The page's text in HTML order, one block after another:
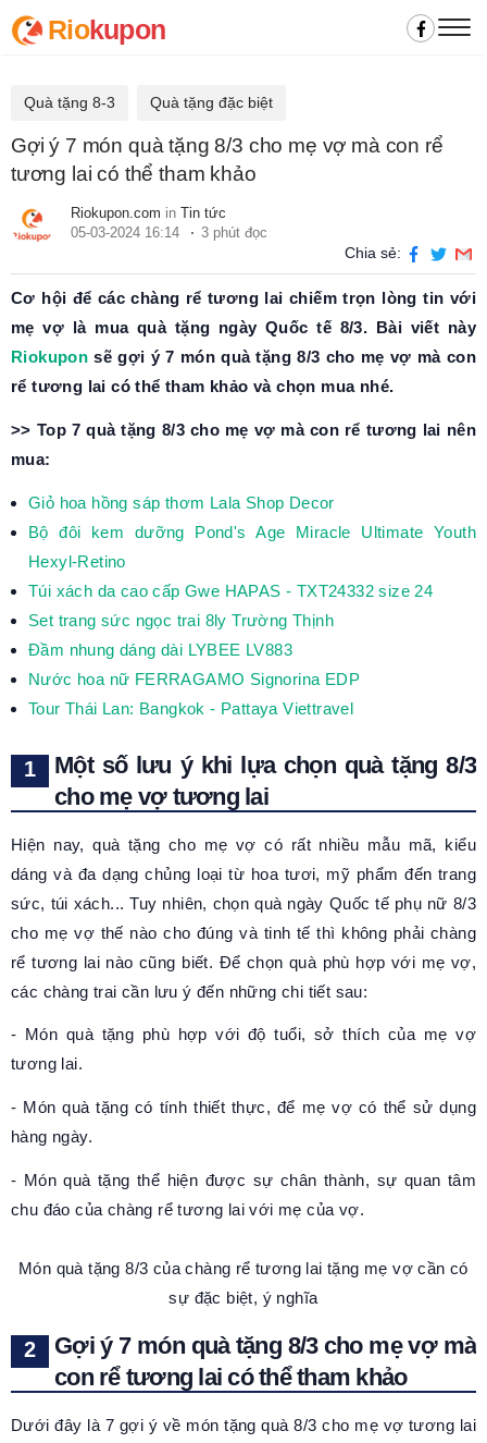
Riokupon
Quà tặng 8-3 Quà tặng đặc biệt
Gợi ý 7 món quà tặng 8/3 cho mẹ vợ mà con rể
tương lai có thể tham khảo
Riokupon.com in Tin tức
05-03-2024 16:14
3 phút đọc
Chia sẻ:
Cơ hội để các chàng rể tương lai chiếm trọn lòng tin với
mẹ vợ là mua quà tặng ngày Quốc tế 8/3. Bài viết này
Riokupon sẽ gợi ý 7 món quà tặng 8/3 cho mẹ vợ mà con
rể tương lai có thể tham khảo và chọn mua nhé.
>> Top 7 quà tặng 8/3 cho mẹ vợ mà con rể tương lai nên
mua:
Giỏ hoa hồng sáp thơm Lala Shop Decor
Bộ đôi kem dưỡng Pond's Age Miracle Ultimate Youth
Hexyl-Retino
Túi xách da cao cấp Gwe HAPAS - TXT24332 size 24
Set trang sức ngọc trai 8ly Trường Thịnh
Đầm nhung dáng dài LYBEE LV883
Nước hoa nữ FERRAGAMO Signorina EDP
Tour Thái Lan: Bangkok - Pattaya Viettravel
Một số lưu ý khi lựa chọn quà tặng 8/3
cho mẹ vợ tương lai
Hiện nay, quà tặng cho mẹ vợ có rất nhiều mẫu mã, kiểu
dáng và đa dạng chủng loại từ hoa tươi, mỹ phẩm đến trang
sức, túi xách... Tuy nhiên, chọn quà ngày Quốc tế phụ nữ 8/3
cho mẹ vợ thế nào cho đúng và tinh tế thì không phải chàng
rể tương lai nào cũng biết. Để chọn quà phù hợp với mẹ vợ,
các chàng trai cần lưu ý đến những chi tiết sau:
- Món quà tặng phù hợp với độ tuổi, sở thích của mẹ vợ
tương lai.
- Món quà tặng có tính thiết thực, để mẹ vợ có thể sử dụng
hàng ngày.
- Món quà tặng thể hiện được sự chân thành, sự quan tâm
chu đáo của chàng rể tương lai với mẹ của vợ.
Món quà tặng 8/3 của chàng rể tương lai tặng mẹ vợ cần có
sự đặc biệt, ý nghĩa
Gợi ý 7 món quà tặng 8/3 cho mẹ vợ mà
con rể tương lai có thể tham khảo
Dưới đây là 7 gợi ý về món tặng quà 8/3 cho mẹ vợ tương lai